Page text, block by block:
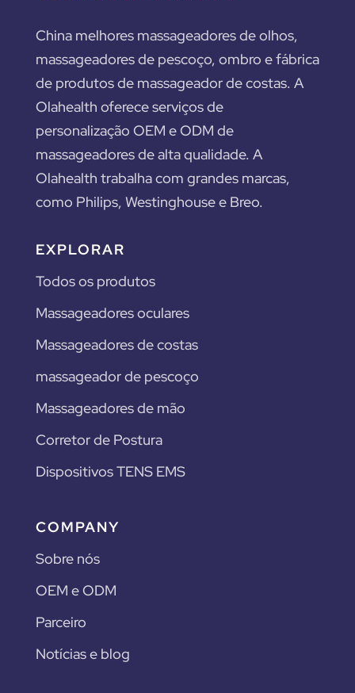
China melhores massageadores de olhos,
massageadores de pescoço, ombro e fábrica
de produtos de massageador de costas. A
Olahealth oferece serviços de
personalização OEM e ODM de
massageadores de alta qualidade. A
Olahealth trabalha com grandes marcas,
como Philips, Westinghouse e Breo.
EXPLORAR
Todos os produtos
Massageadores oculares
Massageadores de costas
massageador de pescoço
Massageadores de mão
Corretor de Postura
Dispositivos TENS EMS
COMPANY
Sobre nós
OEM e ODM
Parceiro
Notícias e blog